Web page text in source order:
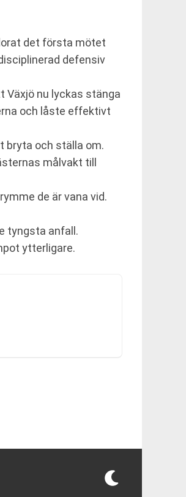
det första mötet
defensiv
Växjö nu lyckas stänga
och låste effektivt
bryta och ställa om.
målvakt till
de är vana vid.
tyngsta anfall.
ytterligare.